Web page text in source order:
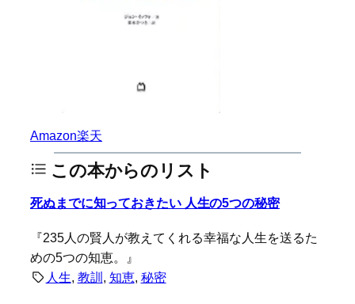
Amazon楽天
この本からのリスト
死ぬまでに知っておきたい 人生の5つの秘密
『235人の賢人が教えてくれる幸福な人生を送るた
めの5つの知恵。』
人生 教訓 知恵, 秘密